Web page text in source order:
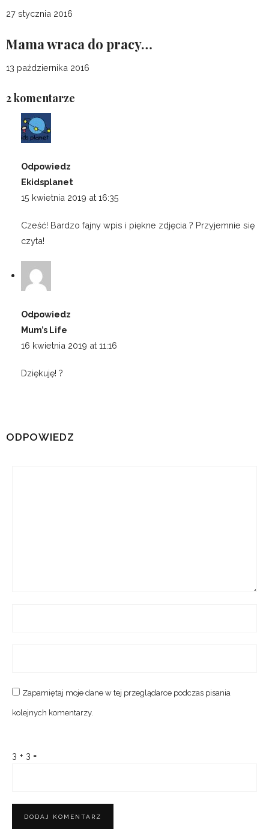
27 stycznia 2016
Mama wraca do pracy…
13 października 2016
2 komentarze
Odpowiedz
Ekidsplanet
15 kwietnia 2019 at 16:35
Cześć! Bardzo fajny wpis i piękne zdjęcia ? Przyjemnie się
czyta!
Odpowiedz
Mum’s Life
16 kwietnia 2019 at 11:16
Dziękuję! ?
ODPOWIEDZ
Zapamiętaj moje dane w tej przeglądarce podczas pisania
kolejnych komentarzy.
3 + 3 =